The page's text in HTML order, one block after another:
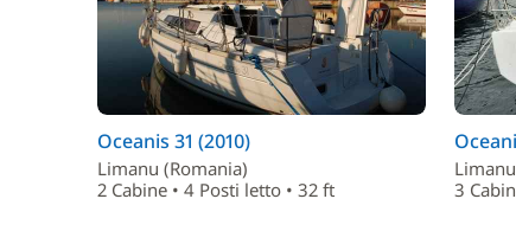
Oceanis 31 (2010)
Limanu (Romania)
2 Cabine • 4 Posti letto • 32 ft
3